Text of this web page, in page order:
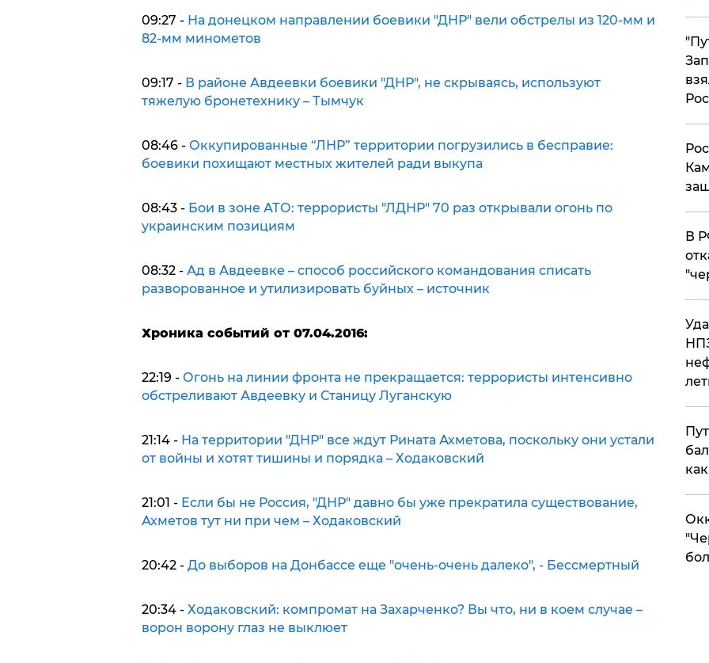
09:27 - На донецком направлении боевики "ДНР" вели обстрелы из 120-мм и
82-мм минометов
09:17 - В районе Авдеевки боевики "ДНР", не скрываясь, используют
тяжелую бронетехнику – Тымчук
08:46 - Оккупированные “ЛНР” территории погрузились в бесправие:
боевики похищают местных жителей ради выкупа
08:43 - Бои в зоне АТО: террористы "ЛДНР" 70 раз открывали огонь по
украинским позициям
08:32 - Ад в Авдеевке – способ российского командования списать
разворованное и утилизировать буйных – источник
Хроника событий от 07.04.2016:
22:19 - Огонь на линии фронта не прекращается: террористы интенсивно
обстреливают Авдеевку и Станицу Луганскую
21:14 - На территории "ДНР" все ждут Рината Ахметова, поскольку они устали
от войны и хотят тишины и порядка – Ходаковский
21:01 - Если бы не Россия, "ДНР" давно бы уже прекратила существование,
Ахметов тут ни при чем – Ходаковский
20:42 - До выборов на Донбассе еще "очень-очень далеко", - Бессмертный
20:34 - Ходаковский: компромат на Захарченко? Вы что, ни в коем случае –
ворон ворону глаз не выклюет
​В